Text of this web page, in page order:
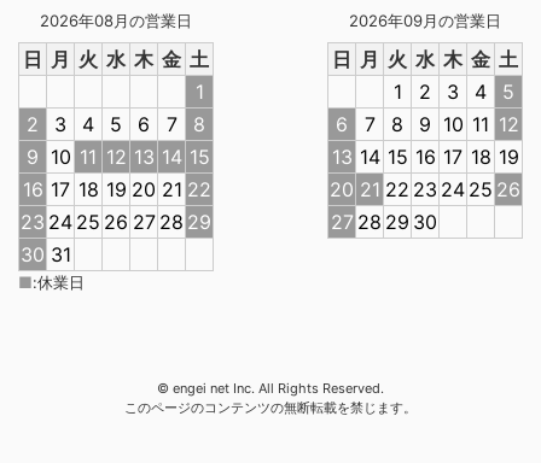
2026年08月の営業日
日 月 火 水 木 金 土
1
2
3 4 5 6 7
8
9 10 11 12 13 14 15
16 17 18 19 20 21 22
23 24 25 26 27 28 29
30 31
2026年09月の営業日
日 月 火 水 木 金 土
1
2 3 4
5
6
7 8 9 10 11 12
13 14 15 16 17 18 19
20 21 22 23 24 25 26
27 28 29 30
■:休業日
© engei net Inc. All Rights Reserved.
このページのコンテンツの無断転載を禁じます。